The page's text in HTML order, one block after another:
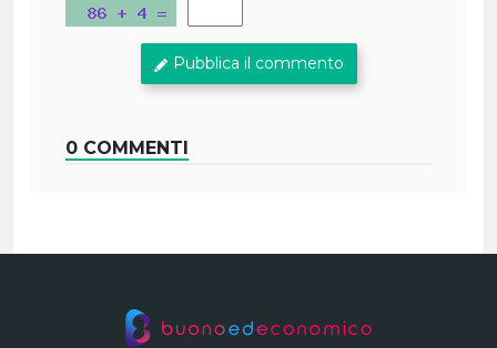
Pubblica il commento
0 COMMENTI